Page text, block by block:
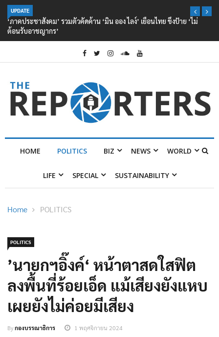
UPDATE
‘ภาคประชาสังคม’ รวมตัวคัดค้าน ‘มิน ออง ไลง์’ เยือนไทย ขึงป้าย ‘ไม่
ต้อนรับอาชญากร’
HOME POLITICS BIZ NEWS WORLD
LIFE SPECIAL SUSTAINABILITY
Home POLITICS
POLITICS
’นายกฯอิ๊งค์‘ หน้าตาสดใสฟิต
ลงพื้นที่ร้อยเอ็ด แม้เสียงยังแหบ
เผยยังไม่ค่อยมีเสียง
Byกองบรรณาธิการ 1 พฤศจิกายน 2024